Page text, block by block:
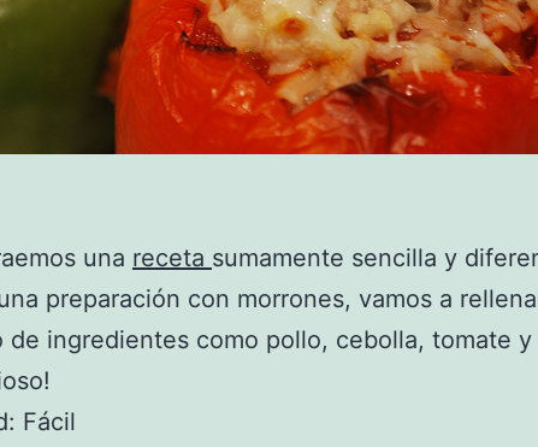
una receta sumamente sencilla y
preparación con morrones, vamos a
de ingredientes como pollo, cebolla, tomate y
Fácil